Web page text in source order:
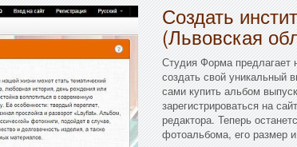
Создать
(Львовская
Студия Форма предлагает
создать свой уникальный
сами купить альбом
зарегистрироваться на
редактора. Теперь
фотоальбома, его размер